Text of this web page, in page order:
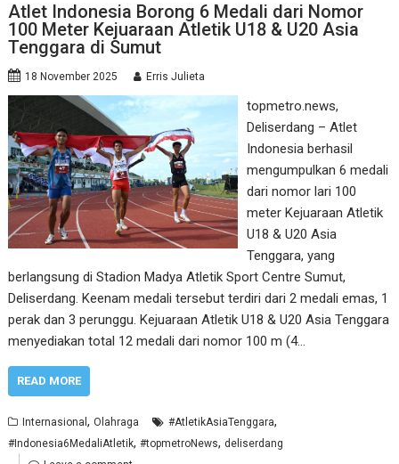
Atlet Indonesia Borong 6 Medali dari Nomor
100 Meter Kejuaraan Atletik U18 & U20 Asia
Tenggara di Sumut
18 November 2025 Erris Julieta
topmetro.news,
Deliserdang – Atlet
Indonesia berhasil
mengumpulkan 6 medali
dari nomor lari 100
meter Kejuaraan Atletik
U18 & U20 Asia
Tenggara, yang
berlangsung di Stadion Madya Atletik Sport Centre Sumut,
Deliserdang. Keenam medali tersebut terdiri dari 2 medali emas, 1
perak dan 3 perunggu. Kejuaraan Atletik U18 & U20 Asia Tenggara
menyediakan total 12 medali dari nomor 100 m (4…
READ MORE
Internasional,Olahraga #AtletikAsiaTenggara,
#Indonesia6MedaliAtletik,#topmetroNews, deliserdang